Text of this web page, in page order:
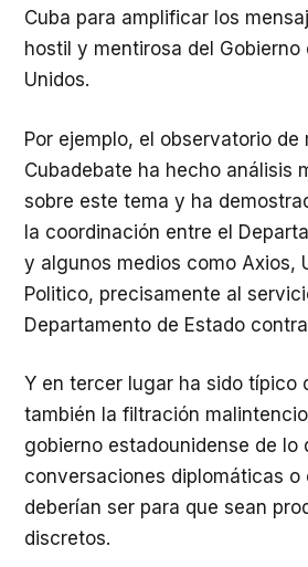
Cuba para amplificar los
hostil y mentirosa del Gobierno
Unidos.
Por ejemplo, el observatorio de
Cubadebate ha hecho análisis
sobre este tema y ha
la coordinación entre el
y algunos medios como Axios,
Politico, precisamente al
Departamento de Estado
Y en tercer lugar ha sido típico
también la filtración
gobierno estadounidense de lo
conversaciones diplomáticas
deberían ser para que sean
discretos.